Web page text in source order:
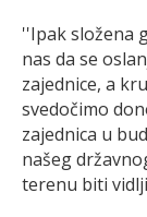
''Ipak složena
nas da se
zajednice, a
svedočimo
zajednica u
našeg
terenu biti